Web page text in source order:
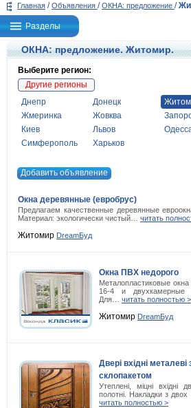
Главная / Объявления / ОКНА: предложение /
Разделы
ОКНА: предложение. Житомир.
Выберите регион:
Другие регионы
Днепр
Донецк
Жмеринка
Жовква
Киев
Львов
Симферополь
Харьков
Добавить объявление
Окна деревянные (евробрус)
Предлагаем качественные деревянные
Материал: экологически чистый… читать
Житомир DreamБуд
Окна ПВХ недорого
Металопластиковые
16-4 и двухкамерные
Для… читать полностью >
Житомир DreamБуд
Двері вхідні
склопакетом
Утеплені, міцні
полотні. Накладки з
читать полностью >